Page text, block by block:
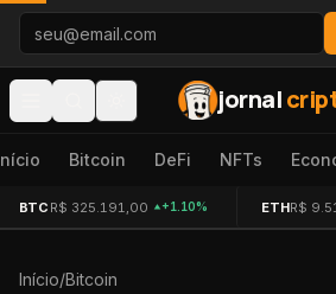
Pular para o conteúdo
jornal
Bitcoin DeFi NFTs
BTC R$ 325.191,00 +1.10% ETHR$
Início/Bitcoin